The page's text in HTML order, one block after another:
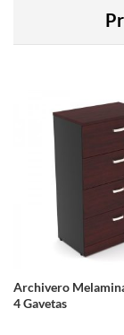
Archivero
4 Gavetas